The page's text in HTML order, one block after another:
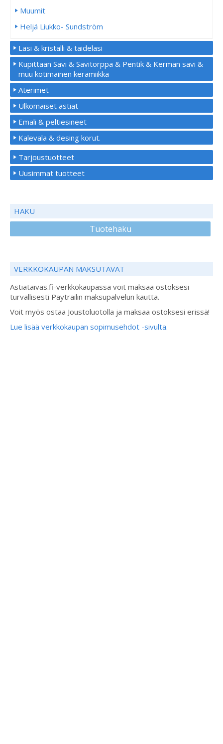
Muumit
Heljä Liukko- Sundström
Lasi & kristalli & taidelasi
Kupittaan Savi & Savitorppa & Pentik & Kerman savi &
muu kotimainen keramiikka
Aterimet
Ulkomaiset astiat
Emali & peltiesineet
Kalevala & desing korut.
Tarjoustuotteet
Uusimmat tuotteet
HAKU
Tuotehaku
VERKKOKAUPAN MAKSUTAVAT
Astiataivas.fi-verkkokaupassa voit maksaa ostoksesi
turvallisesti Paytrailin maksupalvelun kautta.
Voit myös ostaa Joustoluotolla ja maksaa ostoksesi erissä!
Lue lisää verkkokaupan sopimusehdot -sivulta.